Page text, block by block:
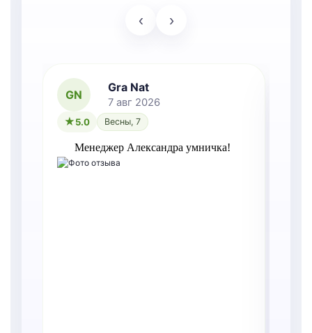
‹ ›
GN
Gra Nat
7 авг 2026
5.0 Весны, 7
Менеджер Александра умничка!